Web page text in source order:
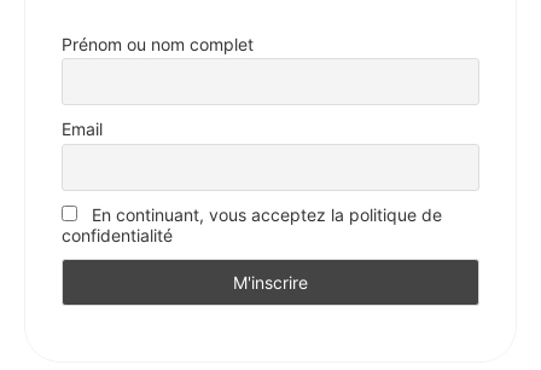
Prénom ou nom complet
Email
En continuant, vous acceptez la politique de
confidentialité